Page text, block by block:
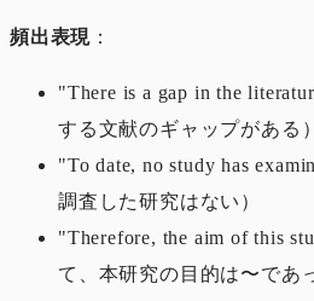
頻出表現 ：
"There is a gap in the
する文献のギャップがある）
"To date, no study has
調査した研究はない）
"Therefore, the aim of this
て、本研究の目的は〜であ